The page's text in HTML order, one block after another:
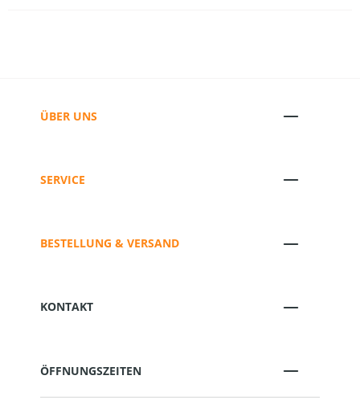
ÜBER UNS
SERVICE
BESTELLUNG & VERSAND
KONTAKT
ÖFFNUNGSZEITEN